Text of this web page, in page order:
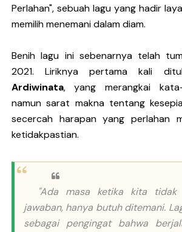
Perlahan", sebuah lagu yang hadir
memilih menemani dalam diam.
Benih lagu ini sebenarnya telah
2021. Liriknya pertama kali
Ardiwinata, yang merangkai
namun sarat makna tentang
secercah harapan yang perlahan
ketidakpastian.
"Ada masa ketika kita tidak
jawaban, hanya butuh ditemani.
sebagai pengingat bahwa